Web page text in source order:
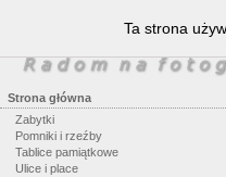
Strona główna
Zabytki
Pomniki i rzeźby
Tablice pamiątkowe
Ulice i place
Ta strona